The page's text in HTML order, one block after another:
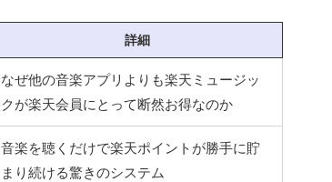
詳細
なぜ他の音楽アプリよりも楽天ミュージッ
クが楽天会員にとって断然お得なのか
音楽を聴くだけで楽天ポイントが勝手に貯
まり続ける驚きのシステム